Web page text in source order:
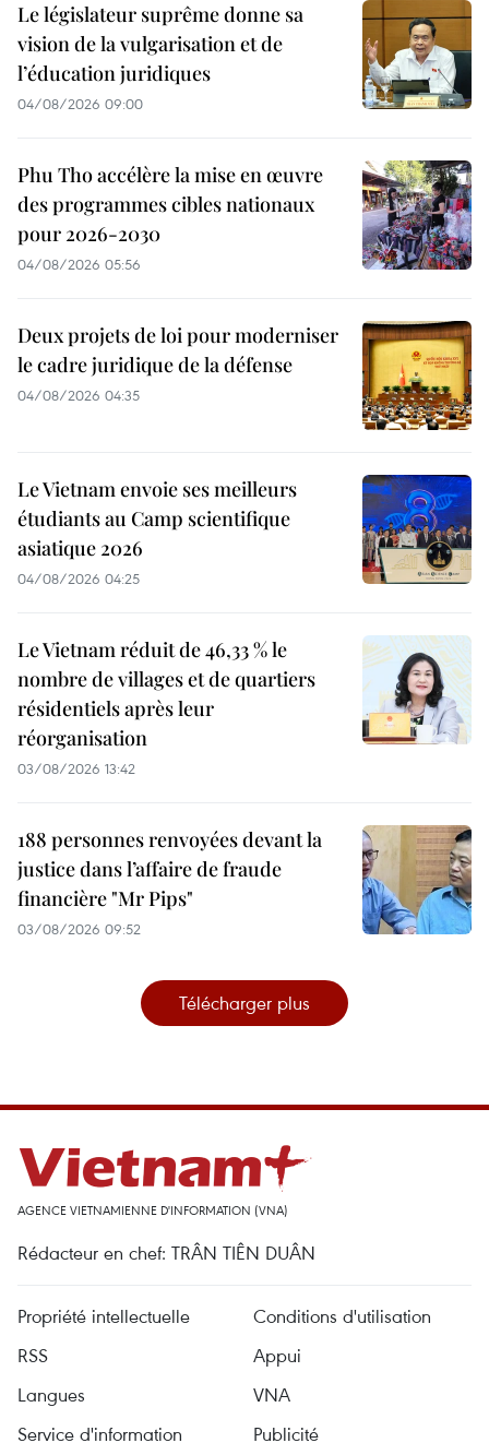
Le législateur suprême donne sa
vision de la vulgarisation et de
l’éducation juridiques
04/08/2026 09:00
Phu Tho accélère la mise en œuvre
des programmes cibles nationaux
pour 2026-2030
04/08/2026 05:56
Deux projets de loi pour moderniser
le cadre juridique de la défense
04/08/2026 04:35
Le Vietnam envoie ses meilleurs
étudiants au Camp scientifique
asiatique 2026
04/08/2026 04:25
Le Vietnam réduit de 46,33 % le
nombre de villages et de quartiers
résidentiels après leur
réorganisation
03/08/2026 13:42
188 personnes renvoyées devant la
justice dans l’affaire de fraude
financière "Mr Pips"
03/08/2026 09:52
Télécharger plus
AGENCE VIETNAMIENNE D'INFORMATION (VNA)
Rédacteur en chef: TRÂN TIÊN DUÂN
Propriété intellectuelle
Conditions d'utilisation
RSS
Appui
Langues
VNA
Service d'information
Publicité